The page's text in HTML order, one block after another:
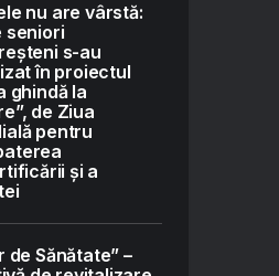
nu are vârstă:
seniori
s-au
în proiectul
ghindă la
de Ziua
pentru
și a
de Sănătate” –